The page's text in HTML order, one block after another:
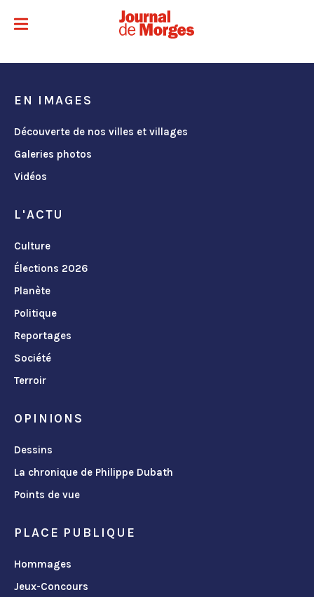
EN IMAGES
Découverte de nos villes et villages
Galeries photos
Vidéos
L'ACTU
Culture
Élections 2026
Planète
Politique
Reportages
Société
Terroir
OPINIONS
Dessins
La chronique de Philippe Dubath
Points de vue
PLACE PUBLIQUE
Hommages
Jeux-Concours